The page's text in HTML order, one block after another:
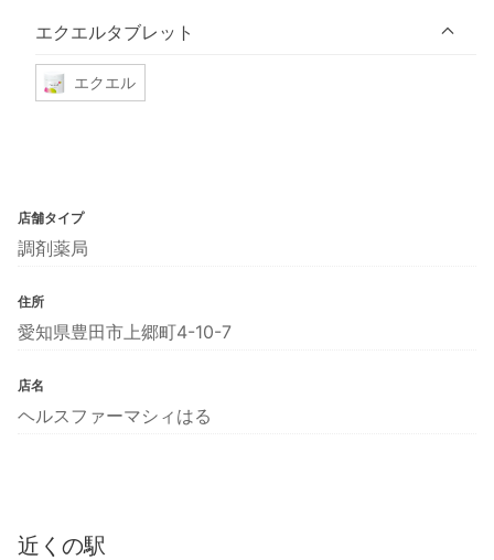
エクエルタブレット
エクエル
店舗タイプ
調剤薬局
住所
愛知県豊田市上郷町4-10-7
店名
ヘルスファーマシィはる
近くの駅